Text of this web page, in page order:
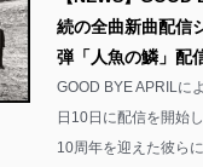
続の全曲新曲配信
弾「人魚の鱗」配
GOOD BYE APRILに
日10日に配信を開始
10周年を迎えた彼ら